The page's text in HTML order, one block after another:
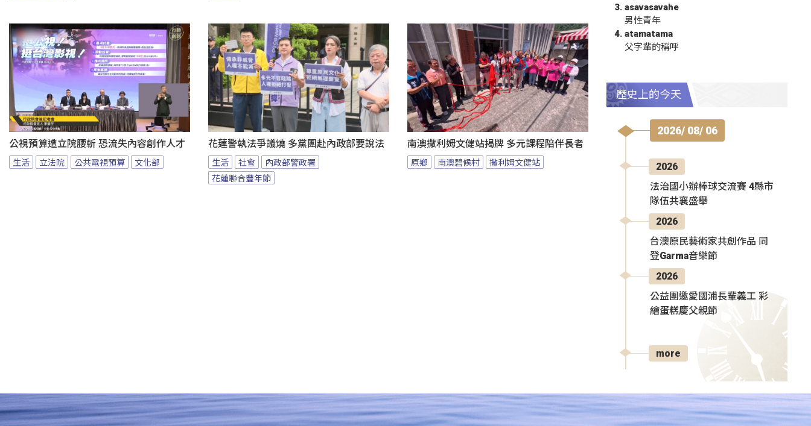
公視預算遭立院腰斬 恐流失內容創作人才
生活 立法院 公共電視預算 文化部
花蓮警執法爭議燒 多黨團赴內政部要說法
生活 社會
內政部警政署
花蓮聯合豐年節
南澳撒利姆文健站揭牌 多元課程陪伴長者
原鄉 南澳碧候村 撒利姆文健站
asavasavahe
男性青年
atamatama
父字輩的稱呼
歷史上的今天
2026/ 08/ 06
2026
法治國小辦棒球交流賽 4縣市
隊伍共襄盛舉
2026
台澳原民藝術家共創作品 同
登Garma音樂節
2026
公益團邀愛國浦長輩義工 彩
繪蛋糕慶父親節
more